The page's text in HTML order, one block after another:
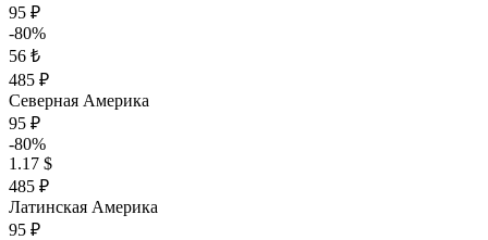
95 ₽
-80%
56 ₺
485 ₽
Северная Америка
95 ₽
-80%
1.17 $
485 ₽
Латинская Америка
95 ₽